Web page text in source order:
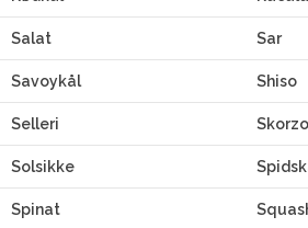
Salat Sar
Savoykål Shiso
Selleri
Solsikke
Spinat